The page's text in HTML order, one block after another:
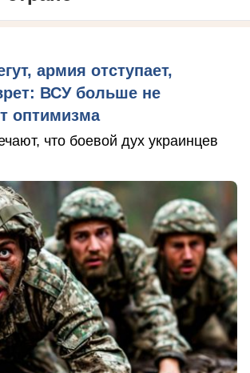
армия отступает,
ВСУ больше не
оптимизма
что боевой дух украинцев